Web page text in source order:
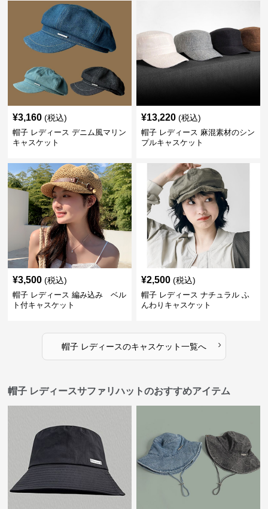
¥3,160 (税込)
帽子 レディース デニム風マリン
キャスケット
¥13,220 (税込)
帽子 レディース 麻混素材のシン
プルキャスケット
¥3,500 (税込)
帽子 レディース 編み込み ベル
ト付キャスケット
¥2,500 (税込)
帽子 レディース ナチュラル ふ
んわりキャスケット
帽子 レディースのキャスケット一覧へ ›
帽子 レディースサファリハットのおすすめアイテム